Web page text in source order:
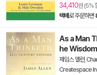
34,410원 (5%
택배로 주문하면
As a Man
he
제임스 앨런,
Createspace